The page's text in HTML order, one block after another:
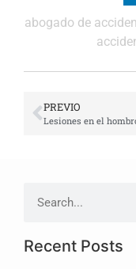
abogado de
PREVIO
Recent Posts